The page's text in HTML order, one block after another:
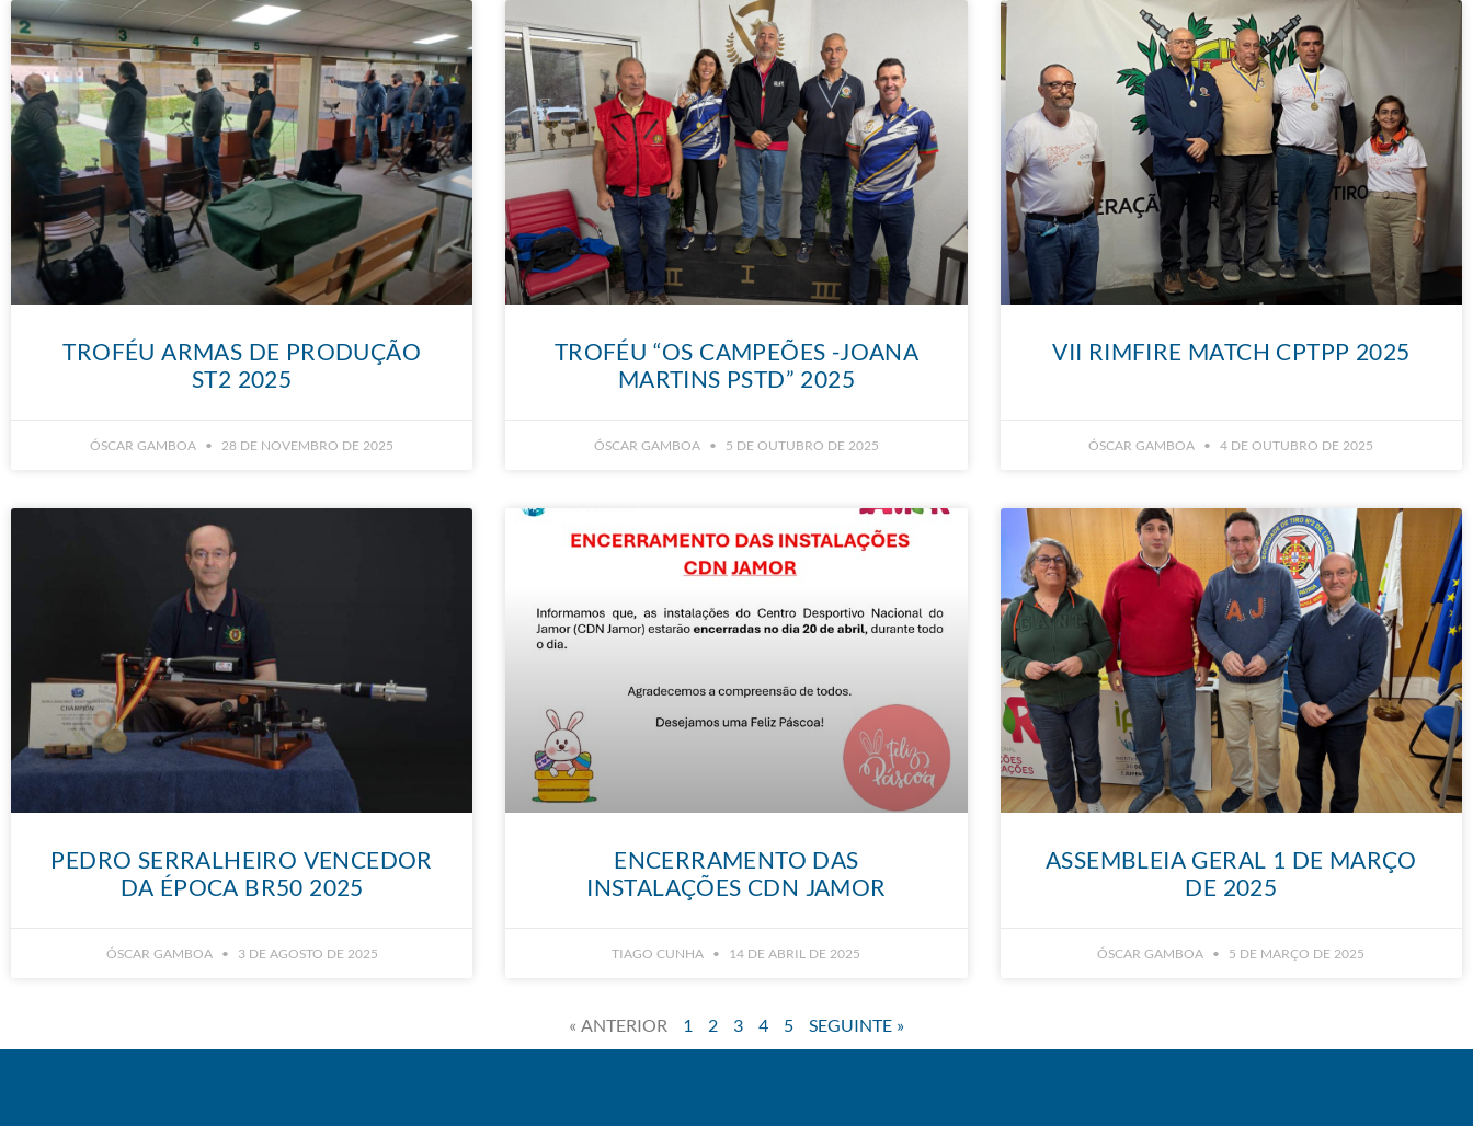
TROFÉU ARMAS DE PRODUÇÃO
ST2 2025
ÓSCAR GAMBOA 28 DE NOVEMBRO DE 2025
TROFÉU “OS CAMPEÕES -JOANA
MARTINS PSTD” 2025
ÓSCAR GAMBOA 5 DE OUTUBRO DE 2025
VII RIMFIRE MATCH CPTPP 2025
ÓSCAR GAMBOA 4 DE OUTUBRO DE 2025
PEDRO SERRALHEIRO VENCEDOR
DA ÉPOCA BR50 2025
ÓSCAR GAMBOA 3 DE AGOSTO DE 2025
ENCERRAMENTO DAS
INSTALAÇÕES CDN JAMOR
TIAGO CUNHA 14 DE ABRIL DE 2025
ASSEMBLEIA GERAL 1 DE MARÇO
DE 2025
ÓSCAR GAMBOA 5 DE MARÇO DE 2025
« ANTERIOR 1 2 3 4 5 SEGUINTE »